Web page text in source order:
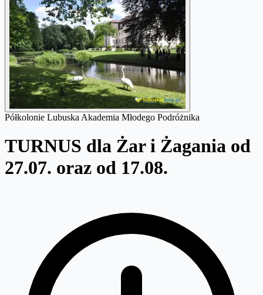
Półkolonie Lubuska Akademia Młodego Podróżnika
TURNUS dla Żar i Żagania od
27.07. oraz od 17.08.